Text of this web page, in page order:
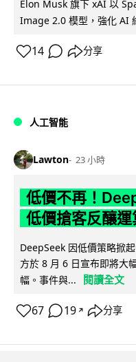
Elon Musk 旗下 xAI 以
Image 2.0 模型，強化 AI
14 分享
人工智能
Lawton 23 小時
低價不再！
低價搶客反釀
DeepSeek 因低價策略掀
方於 8 月 6 日宣布即將大
幅。事件與...
閱讀全文
67 19 ↗ 分享